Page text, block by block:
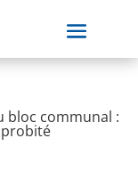
bloc communal :
probité